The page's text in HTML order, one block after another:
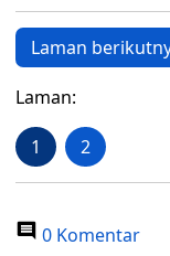
Laman
Laman:
1 2
0 Komentar